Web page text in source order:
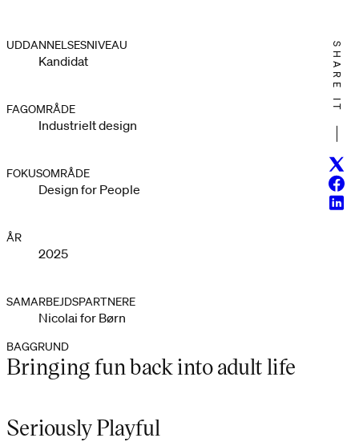
UDDANNELSESNIVEAU
Kandidat
FAGOMRÅDE
Industrielt design
FOKUSOMRÅDE
Design for People
ÅR
2025
SAMARBEJDSPARTNERE
Nicolai for Børn
SHARE IT
BAGGRUND
Bringing fun back into adult life
Seriously Playful